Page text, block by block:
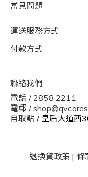
常見問題
運送服務方式
付款方式
聯絡我們
電話 / 2858 2211
電郵 /
自取點 / 皇后大道西
退換貨政策 | 條